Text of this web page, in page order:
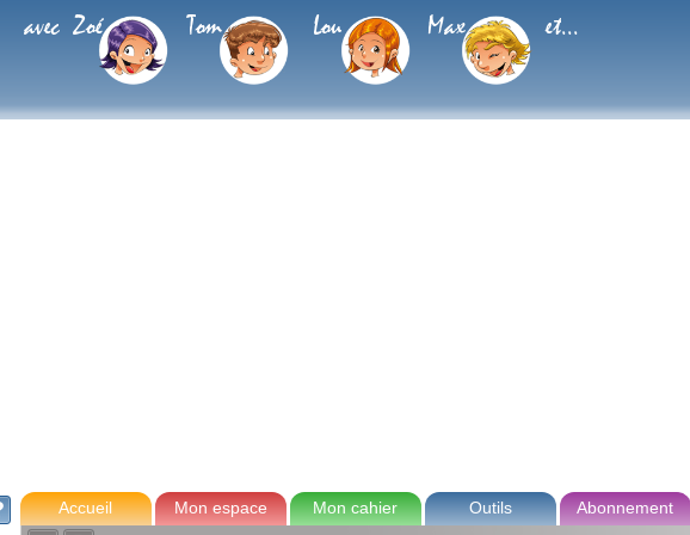
avec Zoé Tom Lou Max et...
Accueil Mon espace Mon cahier Outils Abonnement